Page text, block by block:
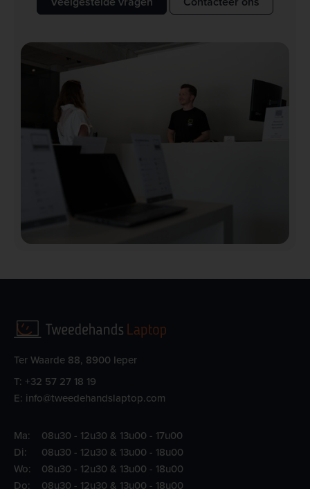
Ter Waarde 88, 8900 Ieper
T: +32 57 27 18 19
E: info@tweedehandslaptop.com
Ma:
08u30 - 12u30 & 13u00 - 17u00
Di:
08u30 - 12u30 & 13u00 - 18u00
Wo:
08u30 - 12u30 & 13u00 - 18u00
Do:
08u30 - 12u30 & 13u00 - 18u00